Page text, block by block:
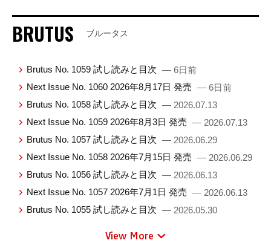
BRUTUS ブルータス
Brutus No. 1059 試し読みと目次 — 6日前
Next Issue No. 1060 2026年8月17日 発売 — 6日前
Brutus No. 1058 試し読みと目次 — 2026.07.13
Next Issue No. 1059 2026年8月3日 発売 — 2026.07.13
Brutus No. 1057 試し読みと目次 — 2026.06.29
Next Issue No. 1058 2026年7月15日 発売 — 2026.06.29
Brutus No. 1056 試し読みと目次 — 2026.06.13
Next Issue No. 1057 2026年7月1日 発売 — 2026.06.13
Brutus No. 1055 試し読みと目次 — 2026.05.30
View More